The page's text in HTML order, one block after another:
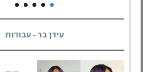
עידן בר - עבודות